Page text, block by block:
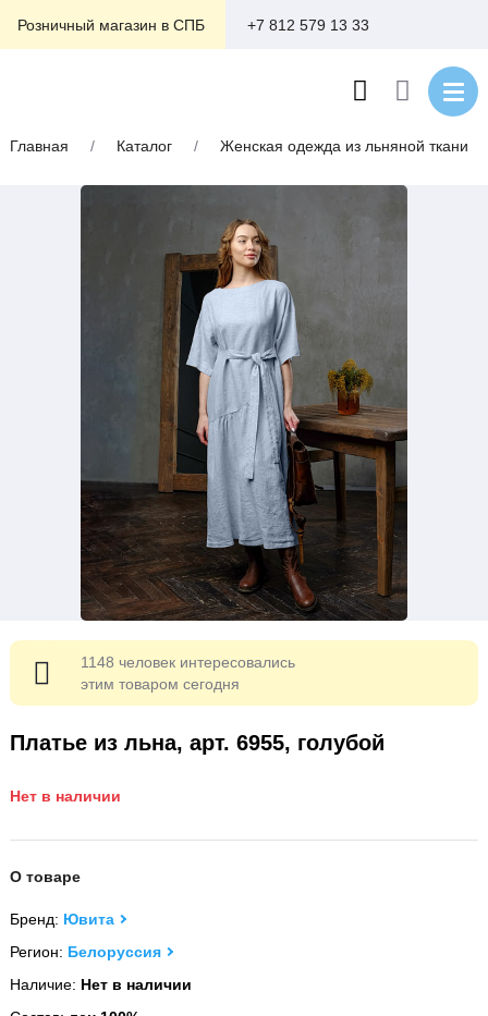
Розничный магазин в СПБ +7 812 579 13 33
Главная / Каталог / Женская одежда из льняной ткани
Платье из льна, арт. 6955, голубой
Нет в наличии
О товаре
Бренд: Ювита
Регион: Белоруссия
Наличие: Нет в наличии
1148 человек интересовались
этим товаром сегодня